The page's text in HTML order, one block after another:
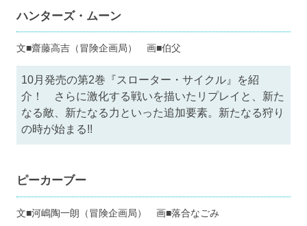
ハンターズ・ムーン
文■齋藤高吉（冒険企画局） 画■伯父
10月発売の第2巻『スローター・サイクル』を紹
介！ さらに激化する戦いを描いたリプレイと、新た
なる敵、新たなる力といった追加要素。新たなる狩り
の時が始まる!!
ピーカーブー
文■河嶋陶一朗（冒険企画局） 画■落合なごみ